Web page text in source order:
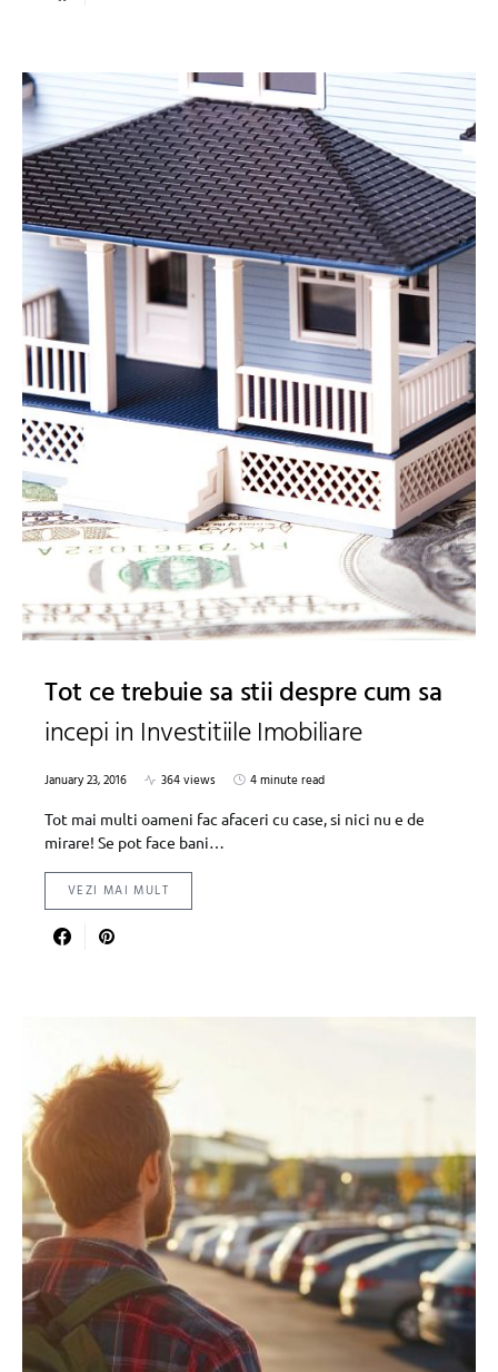
Tot ce trebuie sa stii despre cum sa
incepi in Investitiile Imobiliare
January 23, 2016 364 views
4 minute read
Tot mai multi oameni fac afaceri cu case, si nici nu e de
mirare! Se pot face bani…
VEZI MAI MULT